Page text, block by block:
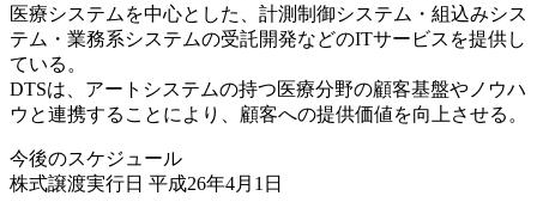
医療システムを中心とした、計測制御システム・組込みシス
テム・業務系システムの受託開発などのITサービスを提供し
ている。
DTSは、アートシステムの持つ医療分野の顧客基盤やノウハ
ウと連携することにより、顧客への提供価値を向上させる。
今後のスケジュール
株式譲渡実行日 平成26年4月1日